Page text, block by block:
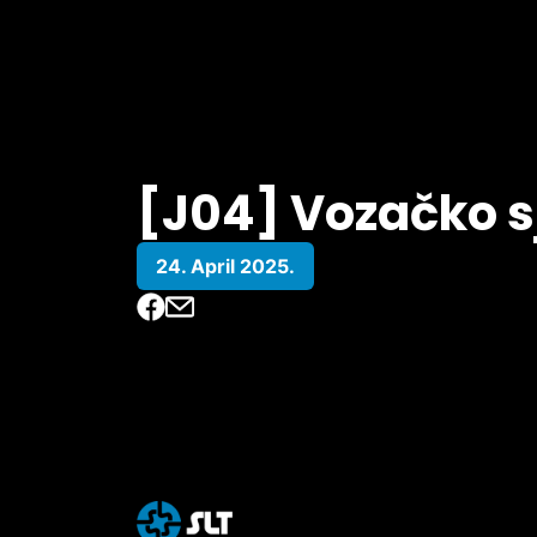
[J04] Vozačko
24. April 2025.